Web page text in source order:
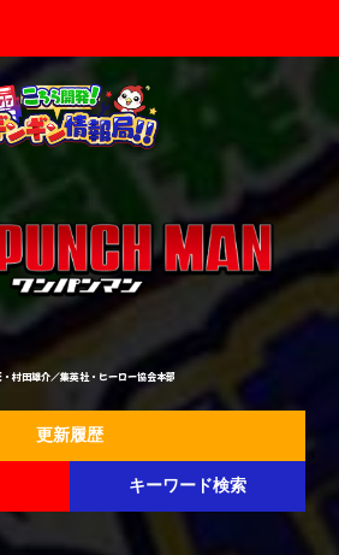
村田雄介／集英社・ヒーロー協会本部
更新履歴
キーワード検索